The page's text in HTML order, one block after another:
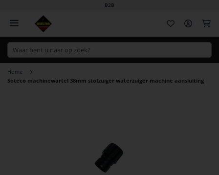
B2B
Home
Soteco machinewartel 38mm stofzuiger waterzuiger machine aansluiting